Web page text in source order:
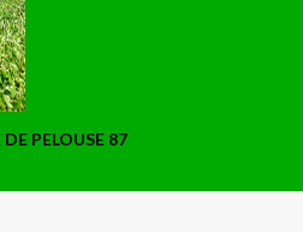
PELOUSE 87